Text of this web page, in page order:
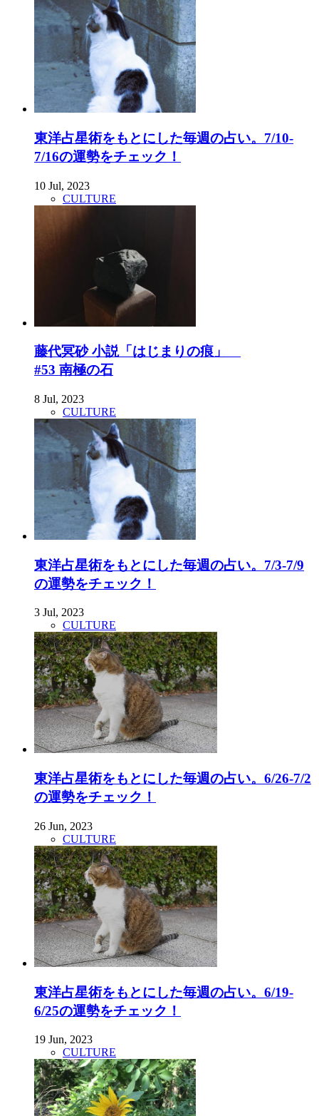
東洋占星術をもとにした毎週の占い。7/10-
7/16の運勢をチェック！
10 Jul, 2023
CULTURE
藤代冥砂 小説「はじまりの痕」
#53 南極の石
8 Jul, 2023
CULTURE
東洋占星術をもとにした毎週の占い。7/3-7/9
の運勢をチェック！
3 Jul, 2023
CULTURE
東洋占星術をもとにした毎週の占い。6/26-7/2
の運勢をチェック！
26 Jun, 2023
CULTURE
東洋占星術をもとにした毎週の占い。6/19-
6/25の運勢をチェック！
19 Jun, 2023
CULTURE